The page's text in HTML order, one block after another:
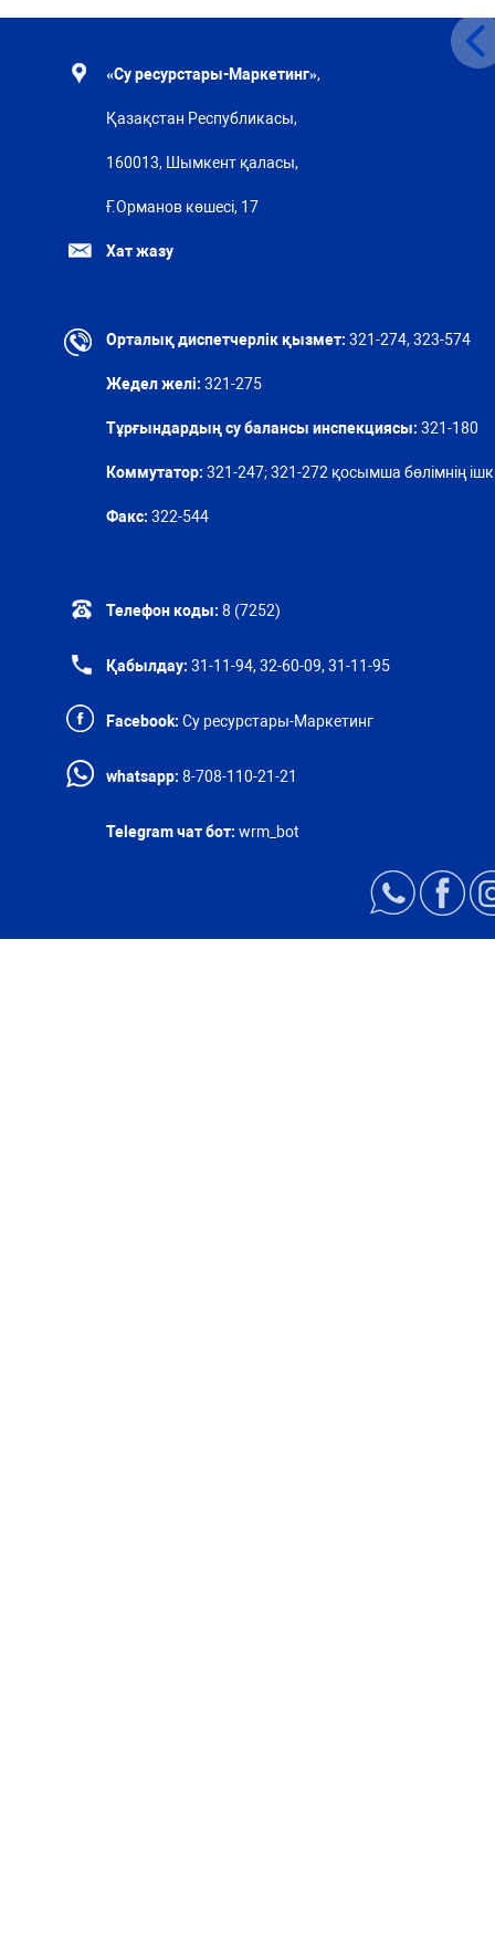
«Су ресурстары-Маркетинг»,
Қазақстан Республикасы,
160013, Шымкент қаласы,
Ғ.Орманов көшесі, 17
Хат жазу
Орталық диспетчерлік қызмет: 321-274, 323-574
Жедел желі: 321-275
Тұрғындардың су балансы инспекциясы: 321-180
Коммутатор: 321-247; 321-272 қосымша бөлімнің ішкі
Факс: 322-544
Телефон коды: 8 (7252)
Қабылдау: 31-11-94, 32-60-09, 31-11-95
Facebook: Су ресурстары-Маркетинг
whatsapp: 8-708-110-21-21
Telegram чат бот: wrm_bot